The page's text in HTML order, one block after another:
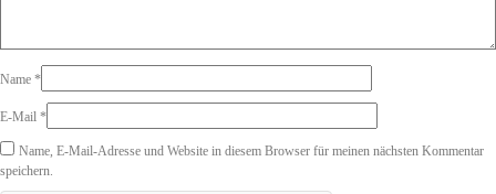
Name *
E-Mail *
Name, E-Mail-Adresse und Website in diesem Browser für meinen nächsten Kommentar
speichern.